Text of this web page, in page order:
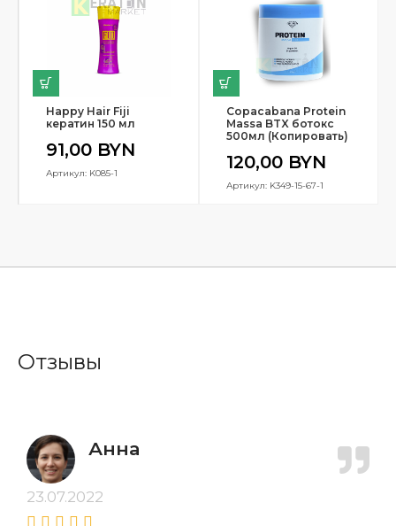
Happy Hair Fiji
кератин 150 мл
91,00 BYN
Артикул: K085-1
Copacabana Protein
Massa BTX ботокс
500мл (Копировать)
120,00 BYN
Артикул: K349-15-67-1
Отзывы
Анна
23.07.2022